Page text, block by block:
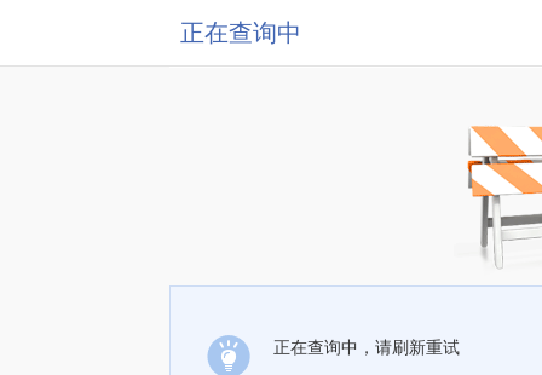
正在查询中
正在查询中，请刷新重试